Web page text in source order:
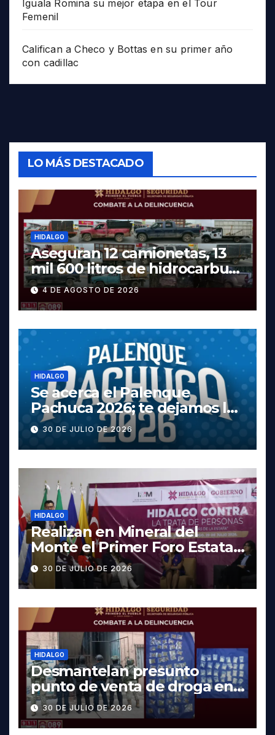
Iguala Romina su mejor etapa en el Tour
Femenil
Califican a Checo y Bottas en su primer año
con cadillac
LO MÁS DESTACADO
HIDALGO
Aseguran 12 camionetas, 13
mil 600 litros de hidrocarburo
y dos vehículos robados en
Tula
4 DE AGOSTO DE 2026
HIDALGO
Se acerca el Palenque
Pachuca 2026; te dejamos la
cartelera completa, las
fechas y los precios
30 DE JULIO DE 2026
HIDALGO
Realizan en Mineral del
Monte el Primer Foro Estatal
contra la Trata de Personas
30 DE JULIO DE 2026
HIDALGO
Desmantelan presunto
punto de venta de droga en
Pachuca; hay dos detenidos
30 DE JULIO DE 2026